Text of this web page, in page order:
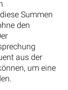
Summen
den
aus der
um eine